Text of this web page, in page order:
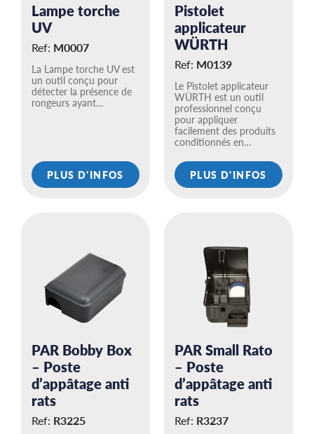
Lampe torche
UV
Ref: M0007
La Lampe torche UV est
un outil conçu pour
détecter la présence de
rongeurs ayant…
PLUS D'INFOS
Pistolet
applicateur
WÜRTH
Ref: M0139
Le Pistolet applicateur
WÜRTH est un outil
professionnel conçu
pour appliquer
facilement des produits
conditionnés en…
PLUS D'INFOS
PAR Bobby Box
– Poste
d’appâtage anti
rats
Ref: R3225
PAR Small Rato
– Poste
d’appâtage anti
rats
Ref: R3237